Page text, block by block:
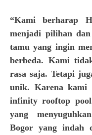
“Kami berharap
menjadi pilihan
tamu yang ingin
berbeda. Kami
rasa saja. Tetapi
unik. Karena kami
infinity rooftop
yang
Bogor yang indah